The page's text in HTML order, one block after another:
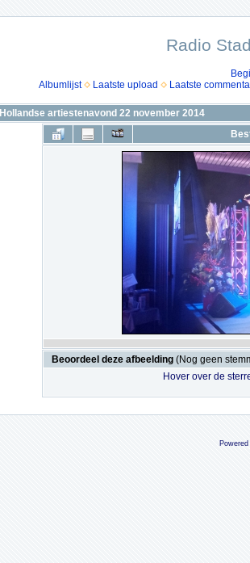
Radio
Albumlijst
Laatste upload Laatste
Hollandse artiestenavond 22 november 2014
Beoordeel deze afbeelding (Nog geen
Hover over de